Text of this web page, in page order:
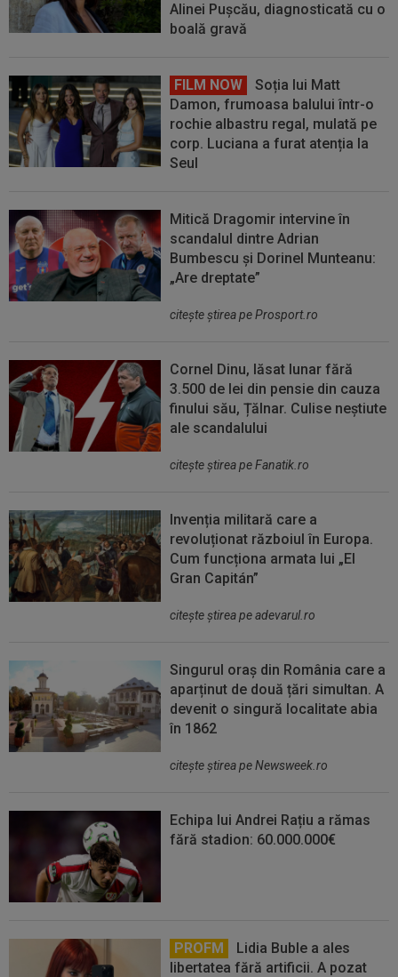
Alinei Pușcău, diagnosticată cu o
boală gravă
FILM NOW
Soția lui Matt
Damon, frumoasa balului într-o
rochie albastru regal, mulată pe
corp. Luciana a furat atenția la
Seul
Mitică Dragomir intervine în
scandalul dintre Adrian
Bumbescu și Dorinel Munteanu:
„Are dreptate”
citeşte ştirea pe Prosport.ro
Cornel Dinu, lăsat lunar fără
3.500 de lei din pensie din cauza
finului său, Țălnar. Culise neștiute
ale scandalului
citeşte ştirea pe Fanatik.ro
Invenția militară care a
revoluționat războiul în Europa.
Cum funcționa armata lui „El
Gran Capitán”
citeşte ştirea pe adevarul.ro
Singurul oraș din România care a
aparținut de două țări simultan. A
devenit o singură localitate abia
în 1862
citeşte ştirea pe Newsweek.ro
Echipa lui Andrei Rațiu a rămas
fără stadion: 60.000.000€
PROFM
Lidia Buble a ales
libertatea fără artificii. A pozat